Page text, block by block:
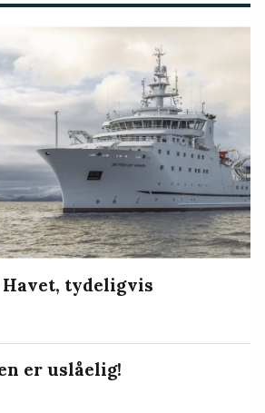
Havet, tydeligvis
er uslåelig!